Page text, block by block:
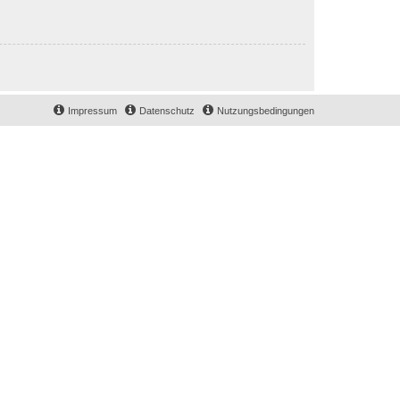
Nutzungsbedingungen
Datenschutz
Impressum